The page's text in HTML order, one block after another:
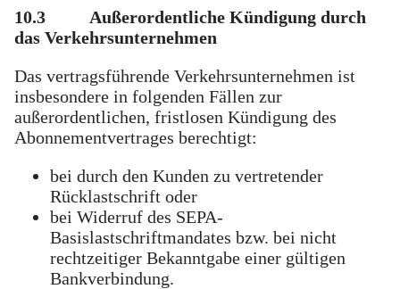
10.3 Außerordentliche Kündigung durch
das Verkehrsunternehmen
Das vertragsführende Verkehrsunternehmen ist
insbesondere in folgenden Fällen zur
außerordentlichen, fristlosen Kündigung des
Abonnementvertrages berechtigt:
bei durch den Kunden zu vertretender
Rücklastschrift oder
bei Widerruf des SEPA-
Basislastschriftmandates bzw. bei nicht
rechtzeitiger Bekanntgabe einer gültigen
Bankverbindung.